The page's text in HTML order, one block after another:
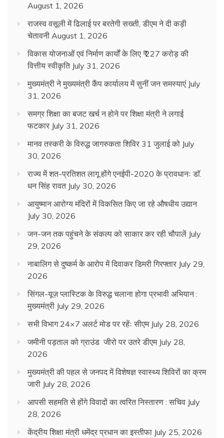
August 1, 2026
राजस्व वसूली में ढिलाई पर बरतेगी सख्ती, डीएम ने दी कड़ी
चेतावनी August 1, 2026
विकास योजनाओं एवं निर्माण कार्यों के लिए ₹ 227 करोड़ की
वित्तीय स्वीकृति July 31, 2026
मुख्यमंत्री ने मुख्यमंत्री कैंप कार्यालय में सुनीं जन समस्याएं July
31, 2026
समग्र शिक्षा का बजट खर्च न होने पर शिक्षा मंत्री ने लगाई
फटकार July 31, 2026
मानव तस्करी के विरुद्ध जागरुकता शिविर 31 जुलाई को July
30, 2026
राज्य में शत-प्रतिशत लागू होंगे एनईपी-2020 के प्रावधानः डाॅ.
धन सिंह रावत July 30, 2026
आयुष्मान आरोग्य मंदिरों में विकसित किए जा रहे औषधीय उद्यान
July 30, 2026
जन-जन तक पहुंचने के संकल्प को साकार कर रही चौपालें July
29, 2026
नाबालिग से दुष्कर्म के आरोप में दिवाकर डिमरी गिरफ्तार July 29,
2026
सिंगल-यूज़ प्लास्टिक के विरुद्ध चलाना होगा प्रभावी अभियान :
मुख्यमंत्री July 29, 2026
सभी विभाग 24×7 अलर्ट मोड पर रहेंः सीएम July 28, 2026
जमीनी पड़ताल को ग्राउंड जीरो पर उतरे डीएम July 28,
2026
मुख्यमंत्री की पहल से जनपद में विशेषज्ञ स्वास्थ्य शिविरों का क्रम
जारी July 28, 2026
आपसी सहमति से होंगे विवादों का त्वरित निस्तारण : सचिव July
28, 2026
केंद्रीय शिक्षा मंत्री धमेंद्र प्रधान का इस्तीफा July 25, 2026